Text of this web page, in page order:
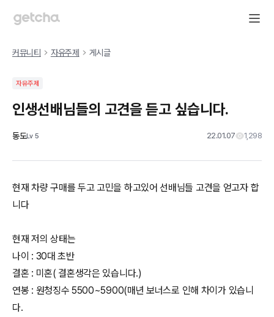
커뮤니티 자유주제 게시글
자유주제
인생선배님들의 고견을 듣고 싶습니다.
동도Lv 5 22.01.07 1,298
현재 차량 구매를 두고 고민을 하고있어 선배님들 고견을 얻고자 합
니다
현재 저의 상태는
나이 : 30대 초반
결혼 : 미혼( 결혼생각은 있습니다.)
연봉 : 원청징수 5500~5900(매년 보너스로 인해 차이가 있습니
다.